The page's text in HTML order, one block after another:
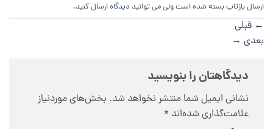
ارسال بازتاب بسته شده است ولی می توانید دیدگاه ارسال کنید.
← قبلی
بعدی →
دیدگاهتان را بنویسید
نشانی ایمیل شما منتشر نخواهد شد. بخش‌های موردنیاز
علامت‌گذاری شده‌اند *